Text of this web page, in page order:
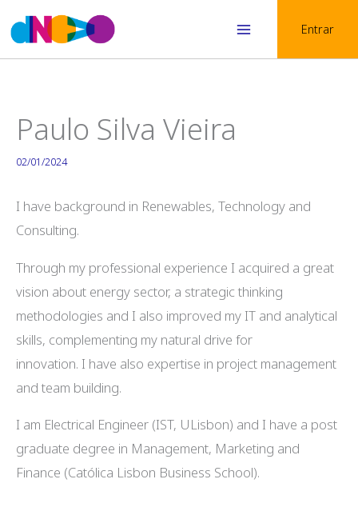
to
content
Entrar
Paulo Silva Vieira
02/01/2024
I have background in Renewables, Technology and
Consulting.
Through my professional experience I acquired a great
vision about energy sector, a strategic thinking
methodologies and I also improved my IT and analytical
skills, complementing my natural drive for
innovation. I have also expertise in project management
and team building.
I am Electrical Engineer (IST, ULisbon) and I have a post
graduate degree in Management, Marketing and
Finance (Católica Lisbon Business School).